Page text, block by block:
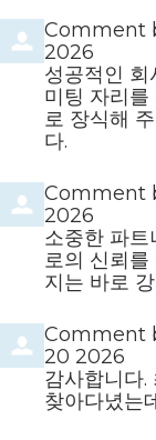
Comment
2026
성공적인
미팅 자리
로 장식해
다.
Comment
2026
소중한 파트
로의 신뢰
지는 바로
Comment
20 2026
감사합니다
찾아다녔는